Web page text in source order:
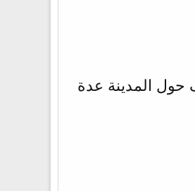
حول المدينة عدة